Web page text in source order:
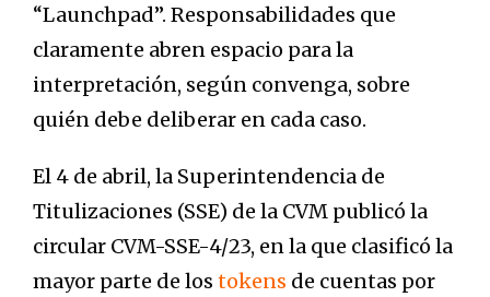
“Launchpad”. Responsabilidades que
claramente abren espacio para la
interpretación, según convenga, sobre
quién debe deliberar en cada caso.
El 4 de abril, la Superintendencia de
Titulizaciones (SSE) de la CVM publicó la
circular CVM-SSE-4/23, en la que clasificó la
mayor parte de los tokens de cuentas por